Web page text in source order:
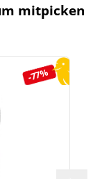
mitpicken
-77%